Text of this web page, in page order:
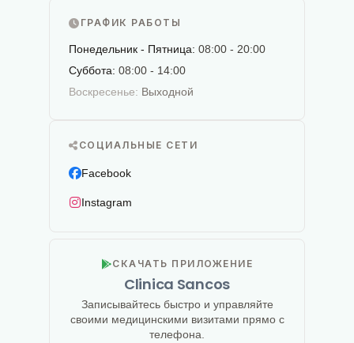
ГРАФИК РАБОТЫ
Понедельник - Пятница: 08:00 - 20:00
Суббота: 08:00 - 14:00
Воскресенье: Выходной
СОЦИАЛЬНЫЕ СЕТИ
Facebook
Instagram
СКАЧАТЬ ПРИЛОЖЕНИЕ
Clinica Sancos
Записывайтесь быстро и управляйте
своими медицинскими визитами прямо с
телефона.